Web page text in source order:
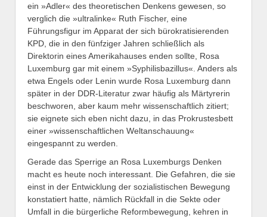
ein »Adler« des theoretischen Denkens gewesen, so
verglich die »ultralinke« Ruth Fischer, eine
Führungsfigur im Apparat der sich bürokratisierenden
KPD, die in den fünfziger Jahren schließlich als
Direktorin eines Amerikahauses enden sollte, Rosa
Luxemburg gar mit einem »Syphilisbazillus«. Anders als
etwa Engels oder Lenin wurde Rosa Luxemburg dann
später in der DDR-Literatur zwar häufig als Märtyrerin
beschworen, aber kaum mehr wissenschaftlich zitiert;
sie eignete sich eben nicht dazu, in das Prokrustesbett
einer »wissenschaftlichen Weltanschauung«
eingespannt zu werden.
Gerade das Sperrige an Rosa Luxemburgs Denken
macht es heute noch interessant. Die Gefahren, die sie
einst in der Entwicklung der sozialistischen Bewegung
konstatiert hatte, nämlich Rückfall in die Sekte oder
Umfall in die bürgerliche Reformbewegung, kehren in